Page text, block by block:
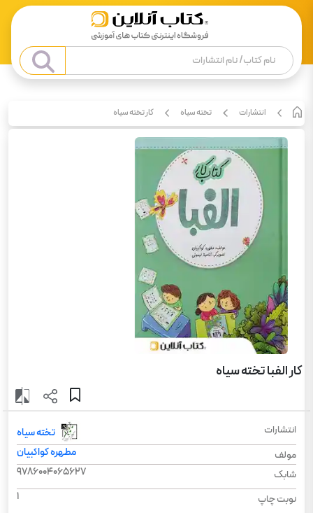
انتشارات تخته سیاه کار تخته سیاه
کار الفبا تخته سیاه
انتشارات
تخته سیاه
مولف
مطهره کواکبیان
شابک
9786004065627
نوبت چاپ
1